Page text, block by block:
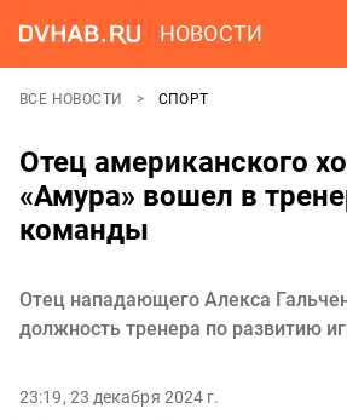
НОВОСТИ
ВСЕ НОВОСТИ СПОРТ
Отец американского
«Амура» вошел в
команды
Отец нападающего Алекса
должность тренера по развитию
23:19, 23 декабря 2024 г.